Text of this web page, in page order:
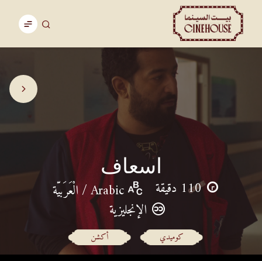
اسعاف
110 دقيقة
Arabic / الْعَرَبيّة
الإنجليزية
كوميدي أكشن